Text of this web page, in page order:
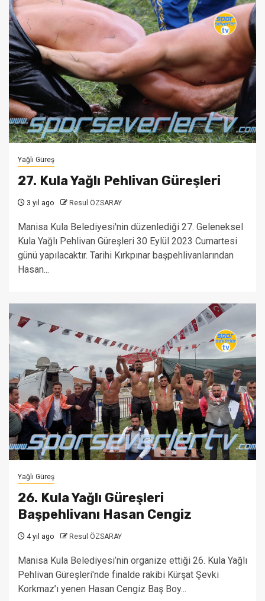
Yağlı Güreş
27. Kula Yağlı Pehlivan Güreşleri
3 yıl ago Resul ÖZSARAY
Manisa Kula Belediyesi'nin düzenlediği 27. Geleneksel
Kula Yağlı Pehlivan Güreşleri 30 Eylül 2023 Cumartesi
günü yapılacaktır. Tarihi Kırkpınar başpehlivanlarından
Hasan...
Yağlı Güreş
26. Kula Yağlı Güreşleri
Başpehlivanı Hasan Cengiz
4 yıl ago Resul ÖZSARAY
Manisa Kula Belediyesi’nin organize ettiği 26. Kula Yağlı
Pehlivan Güreşleri'nde finalde rakibi Kürşat Şevki
Korkmaz’ı yenen Hasan Cengiz Baş Boy...